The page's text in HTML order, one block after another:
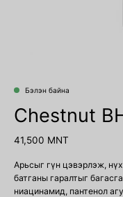
Бэлэн байна
Chestnut
41,500 MNT
Арьсыг гүн цэвэрлэж,
батганы гаралтыг
ниацинамид, пантенол